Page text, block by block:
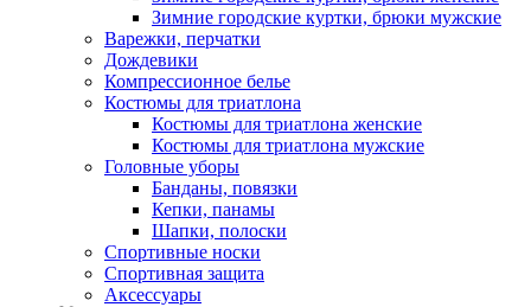
Зимние городские куртки, брюки мужские
Варежки, перчатки
Дождевики
Компрессионное белье
Костюмы для триатлона
Костюмы для триатлона женские
Костюмы для триатлона мужские
Головные уборы
Банданы, повязки
Кепки, панамы
Шапки, полоски
Спортивные носки
Спортивная защита
Аксессуары